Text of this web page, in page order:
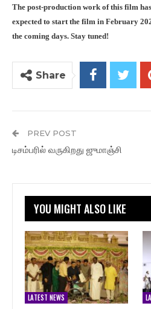
The post-production work of this film
expected to start the film in February
the coming days. Stay tuned!
Share
PREV POST
டிசம்பரில் வருகிறது ஜுமாஞ்சி
YOU MIGHT ALSO LIKE
LATEST NEWS